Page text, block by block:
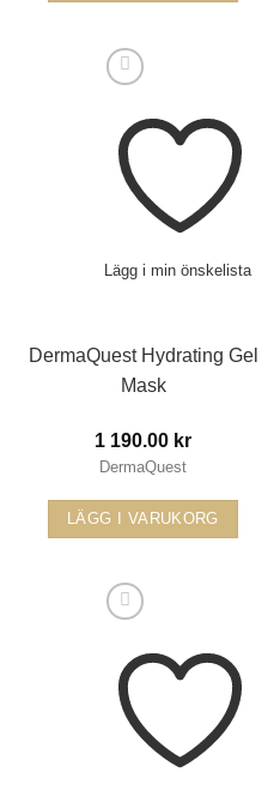
Lägg i min önskelista
DermaQuest Hydrating Gel
Mask
1 190.00 kr
DermaQuest
LÄGG I VARUKORG